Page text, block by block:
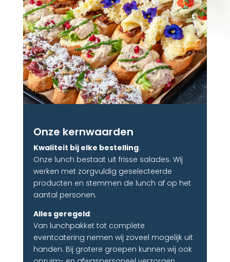
Onze kernwaarden
Kwaliteit bij elke bestelling:
Onze lunch bestaat uit frisse salades. Wij
werken met zorgvuldig geselecteerde
producten en stemmen de lunch af op het
aantal personen.
Alles geregeld:
Van lunchpakket tot complete
eventcatering nemen wij zoveel mogelijk uit
handen. Bij grotere groepen kunnen wij ook